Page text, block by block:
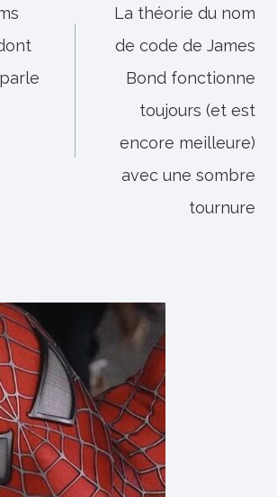
La théorie du nom
de code de James
Bond fonctionne
toujours (et est
encore meilleure)
avec une sombre
tournure